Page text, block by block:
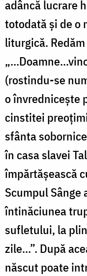
adâncă lucrare
totodată şi de o
liturgică.
(rostindu-se
o învredniceşte
cinstitei
sfânta
în casa slavei
împărtăşească
Scumpul Sânge
întinăciunea
sufletului, la
zile...”. După
născut poate